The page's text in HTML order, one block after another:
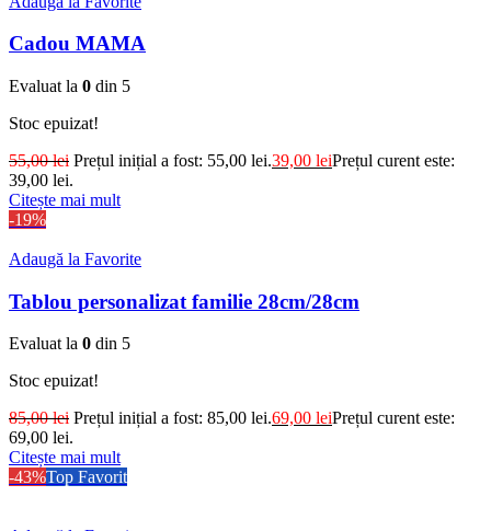
Cadou MAMA
Evaluat la 0 din 5
Stoc epuizat!
55,00lei Prețul inițial a fost: 55,00 lei.39,00 leiPrețul curent este:
39,00 lei.
Citește mai mult
-19%
Adaugă la Favorite
Tablou personalizat familie 28cm/28cm
Evaluat la 0 din 5
Stoc epuizat!
85,00lei Prețul inițial a fost: 85,00 lei.69,00 leiPrețul curent este:
69,00 lei.
Citește mai mult
-43%Top Favorit